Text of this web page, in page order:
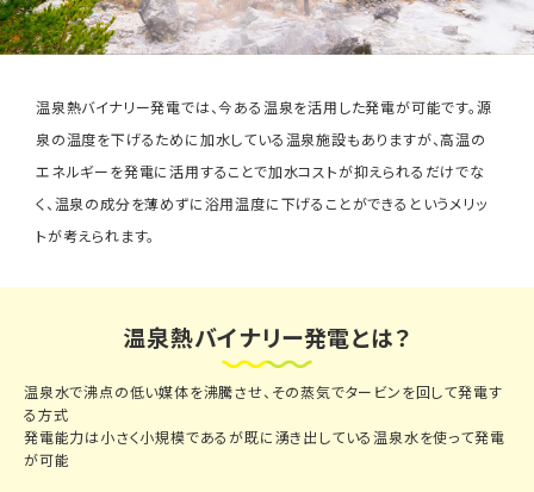
温泉熱バイナリー発電では、今ある温泉を活用した発電が可能です。源
泉の温度を下げるために加水している温泉施設もありますが、高温の
エネルギーを発電に活用することで加水コストが抑えられるだけでな
く、温泉の成分を薄めずに浴用温度に下げることができるというメリッ
トが考えられます。
温泉熱バイナリー発電とは？
温泉水で沸点の低い媒体を沸騰させ、その蒸気でタービンを回して発電す
る方式
発電能力は小さく小規模であるが既に湧き出している温泉水を使って発電
が可能